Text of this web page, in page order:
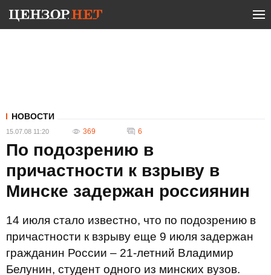
НОВОСТИ
15.07.08 11:20 369 6
По подозрению в
причастности к взрыву в
Минске задержан россиянин
14 июля стало известно, что по подозрению в
причастности к взрыву еще 9 июля задержан
гражданин России – 21-летний Владимир
Белунин, студент одного из минских вузов.